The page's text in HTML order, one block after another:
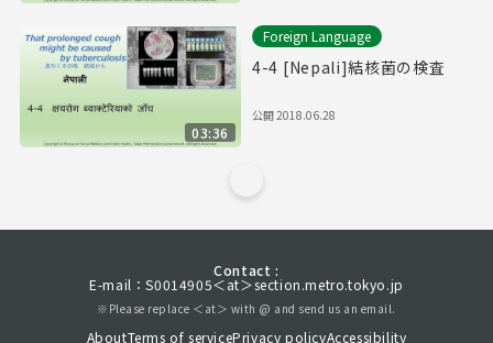
03:36
Foreign Language
4-4 [Nepali]結核菌の検査
公開2018.06.28
Contact :
E-mail：S0014905＜at＞section.metro.tokyo.jp
※Please replace ＜at＞ with @ and send us an email.
AboutTerms of servicePrivacy policyAccessibility